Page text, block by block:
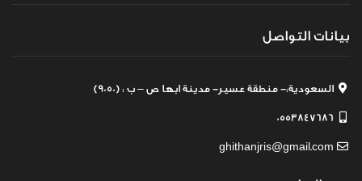
بيانات التواصل
السعودية:- منطقة عسير- مدينة ابها ص – ب : (9050)
0553847686
ghithanjris@gmail.com